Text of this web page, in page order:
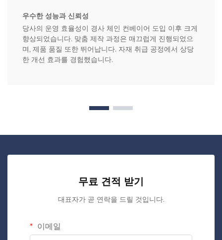
우수한 성능과 신뢰성
당사의 운영 효율성이 경사 체인 컨베이어 도입 이후 크게
향상되었습니다. 맞춤 제작 과정은 매끄럽게 진행되었으
며, 제품 품질 또한 뛰어납니다. 자재 취급 공정에서 상당
한 개선 효과를 경험했습니다.
무료 견적 받기
대표자가 곧 연락을 드릴 것입니다.
이메일